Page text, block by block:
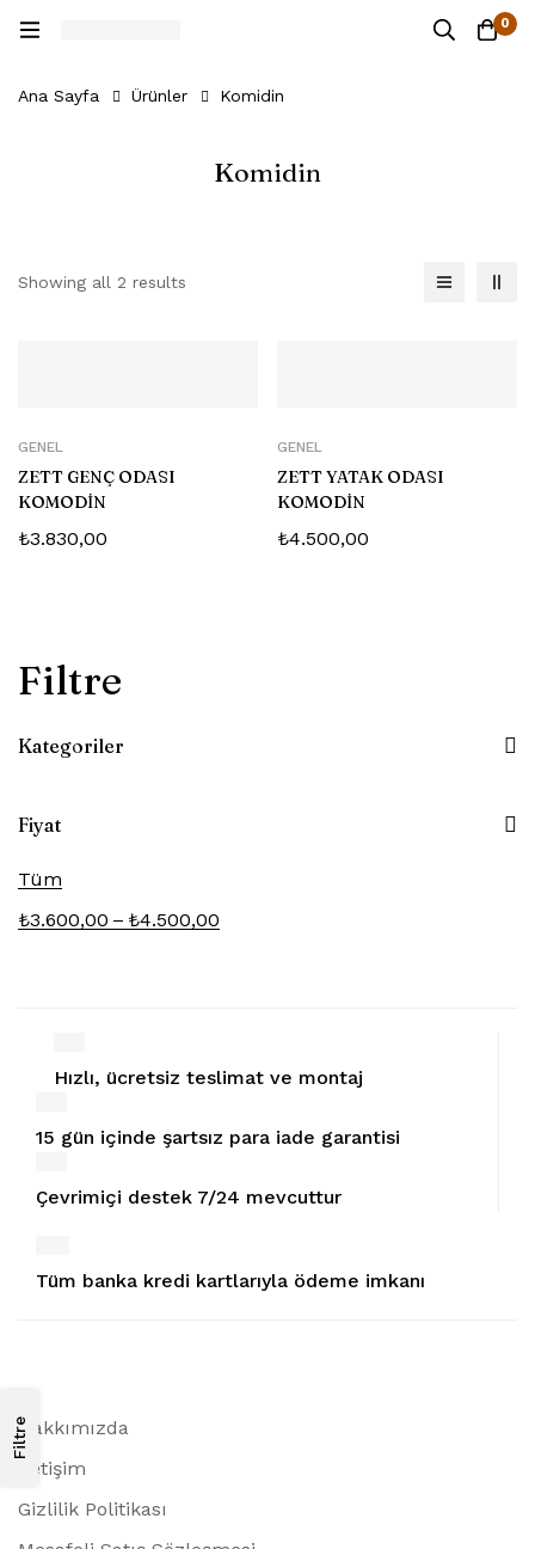
0
Ana Sayfa Ürünler Komidin
Komidin
Filtre
Kategoriler
Fiyat
Tüm
₺3.600,00 – ₺4.500,00
Filtre
Showing all 2 results
GENEL
ZETT GENÇ ODASI
KOMODİN
₺3.830,00
GENEL
ZETT YATAK ODASI
KOMODİN
₺4.500,00
Hızlı, ücretsiz teslimat ve montaj
15 gün içinde şartsız para iade garantisi
Çevrimiçi destek 7/24 mevcuttur
Tüm banka kredi kartlarıyla ödeme imkanı
Hakkımızda
İletişim
Gizlilik Politikası